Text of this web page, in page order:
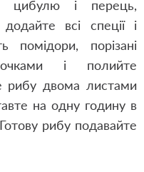
цибулю і перець,
всі спеції і
помідори, порізані
і полийте
рибу двома листами
на одну годину в
рибу подавайте